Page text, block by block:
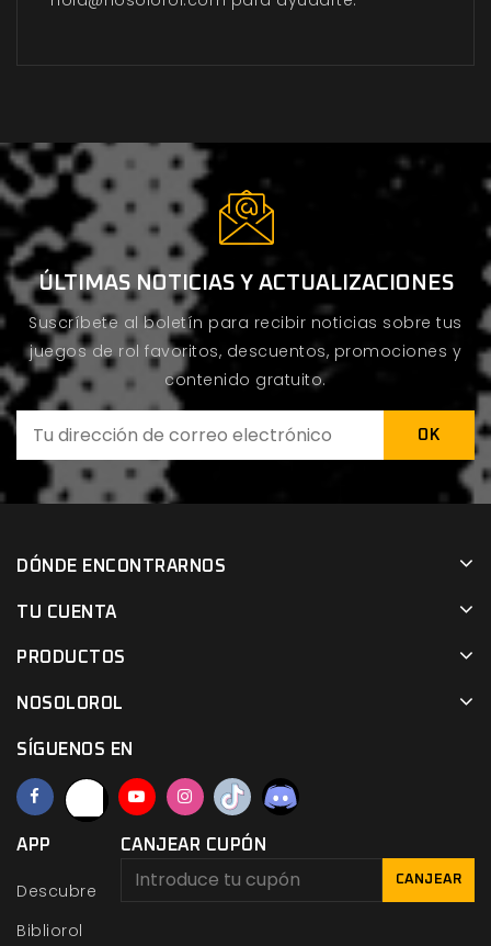
ÚLTIMAS NOTICIAS Y ACTUALIZACIONES
Suscríbete al boletín para recibir noticias sobre tus
juegos de rol favoritos, descuentos, promociones y
contenido gratuito.
DÓNDE ENCONTRARNOS
TU CUENTA
PRODUCTOS
NOSOLOROL
SÍGUENOS EN
APP
Descubre
Bibliorol
CANJEAR CUPÓN
CANJEAR